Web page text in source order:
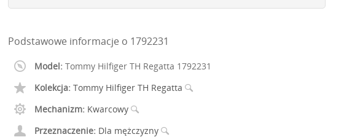
Podstawowe informacje o 1792231
Model: Tommy Hilfiger TH Regatta 1792231
Kolekcja: Tommy Hilfiger TH Regatta
Mechanizm: Kwarcowy
Przeznaczenie: Dla mężczyzny